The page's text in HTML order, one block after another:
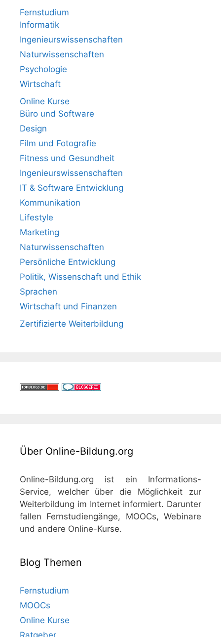
Fernstudium
Informatik
Ingenieurswissenschaften
Naturwissenschaften
Psychologie
Wirtschaft
Online Kurse
Büro und Software
Design
Film und Fotografie
Fitness und Gesundheit
Ingenieurswissenschaften
IT & Software Entwicklung
Kommunikation
Lifestyle
Marketing
Naturwissenschaften
Persönliche Entwicklung
Politik, Wissenschaft und Ethik
Sprachen
Wirtschaft und Finanzen
Zertifizierte Weiterbildung
Über Online-Bildung.org
Online-Bildung.org ist ein Informations-
Service, welcher über die Möglichkeit zur
Weiterbildung im Internet informiert. Darunter
fallen Fernstudiengänge, MOOCs, Webinare
und andere Online-Kurse.
Blog Themen
Fernstudium
MOOCs
Online Kurse